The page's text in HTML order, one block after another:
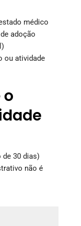
médico
adoção
ou atividade
o
de 30 dias)
não é